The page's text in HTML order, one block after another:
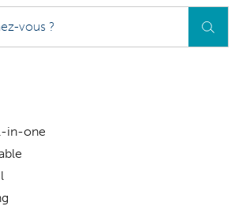
in-one